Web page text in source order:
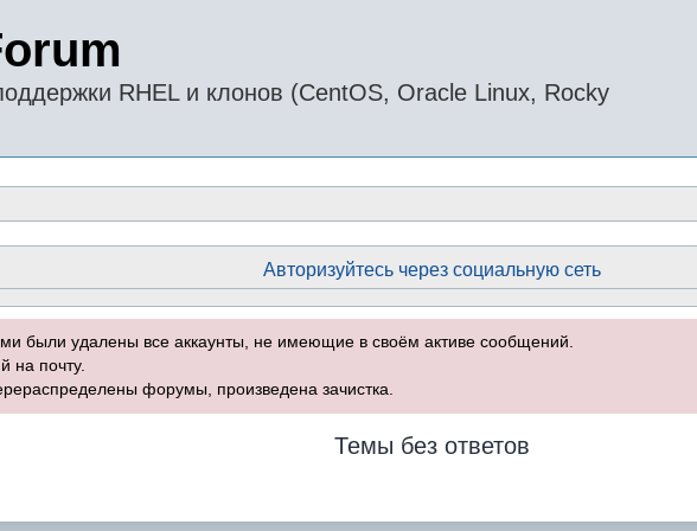
RHEL и клонов (CentOS, Oracle Linux, Rocky
Авторизуйтесь через социальную сеть
были удалены все аккаунты, не имеющие в своём активе сообщений.
на почту.
форумы, произведена зачистка.
Темы без ответов